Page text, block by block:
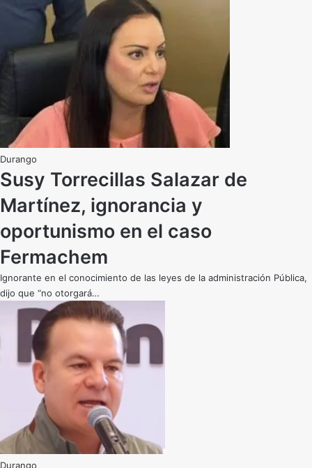
Durango
Susy Torrecillas Salazar de
Martínez, ignorancia y
oportunismo en el caso
Fermachem
Ignorante en el conocimiento de las leyes de la administración Pública,
dijo que “no otorgará…
Durango